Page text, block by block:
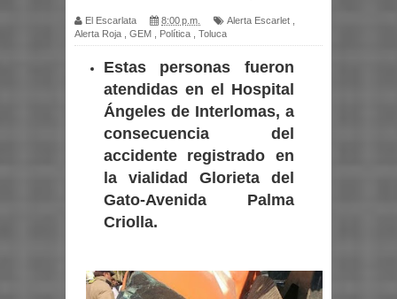
El Escarlata 8:00 p.m. Alerta Escarlet
Alerta Roja
GEM Política Toluca
Estas personas fueron
atendidas en el Hospital
Ángeles de Interlomas, a
consecuencia del
accidente registrado en
la vialidad Glorieta del
Gato-Avenida Palma
Criolla.